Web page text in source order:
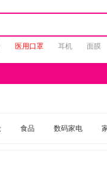
医用口罩 耳机 面膜
食品 数码家电